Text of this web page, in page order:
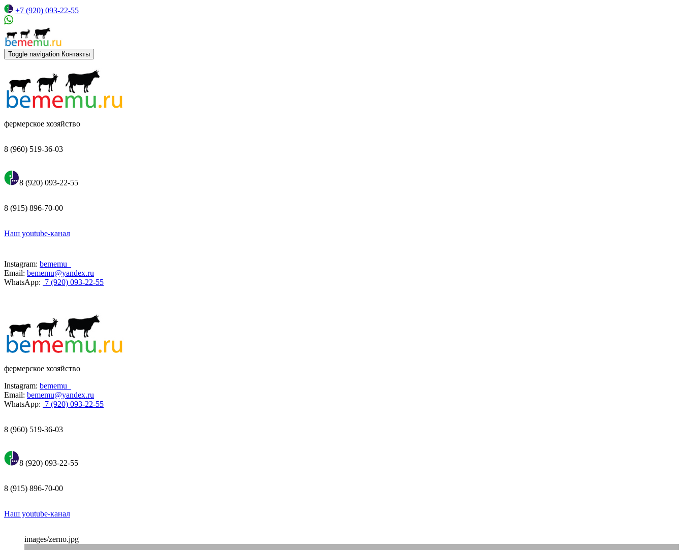
+7 (920) 093-22-55
Toggle navigation Контакты
фермерское хозяйство
8 (960) 519-36-03
8 (920) 093-22-55
8 (915) 896-70-00
Наш youtube-канал
Instagram: bememu_
Email: bememu@yandex.ru
WhatsApp: 7 (920) 093-22-55
фермерское хозяйство
Instagram: bememu_
Email: bememu@yandex.ru
WhatsApp: 7 (920) 093-22-55
8 (960) 519-36-03
8 (920) 093-22-55
8 (915) 896-70-00
Наш youtube-канал
images/zerno.jpg